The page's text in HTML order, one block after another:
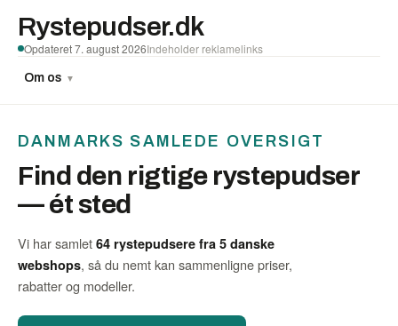
Rystepudser.dk
Om os ▼
Opdateret 7. august 2026Indeholder reklamelinks
DANMARKS SAMLEDE OVERSIGT
Find den rigtige rystepudser
— ét sted
Vi har samlet 64 rystepudsere fra 5 danske
webshops, så du nemt kan sammenligne priser,
rabatter og modeller.